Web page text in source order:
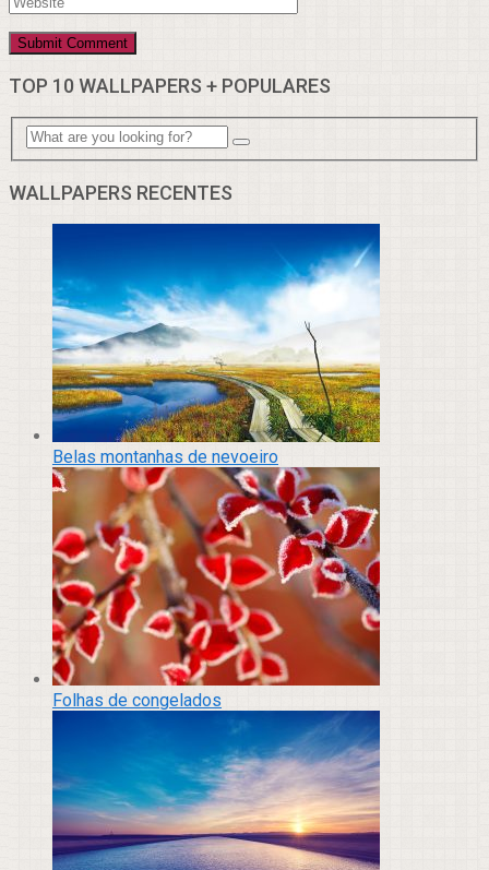
TOP 10 WALLPAPERS + POPULARES
WALLPAPERS RECENTES
Belas montanhas de nevoeiro
Folhas de congelados